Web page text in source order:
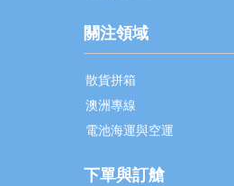
關注領域
散貨拼箱
澳洲專線
電池海運與空運
下單與訂艙